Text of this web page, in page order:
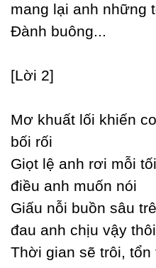
mang lại anh những
Đành buông...
[Lời 2]
Mơ khuất lối khiến
bối rối
Giọt lệ anh rơi mỗi
điều anh muốn nói
Giấu nỗi buồn sâu
đau anh chịu vậу thôi
Thời gian sẽ trôi,